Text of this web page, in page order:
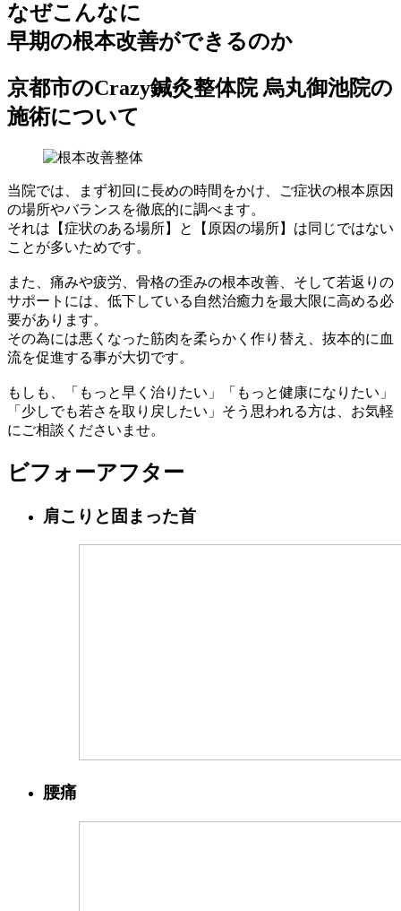
なぜこんなに
早期の根本改善ができるのか
京都市のCrazy鍼灸整体院 烏丸御池院の
施術について
当院では、まず初回に長めの時間をかけ、ご症状の根本原因
の場所やバランスを徹底的に調べます。
それは 【症状のある場所】と【原因の場所】は同じではない
ことが多いためです。
また、痛みや疲労、骨格の歪みの根本改善、そして若返りの
サポートには、 低下している自然治癒力を最大限に高める必
要があります。
その為には悪くなった筋肉を柔らかく作り替え、抜本的に血
流を促進する事が大切です。
もしも、「もっと早く治りたい」「もっと健康になりたい」
「少しでも若さを取り戻したい」そう思われる方は、お気軽
にご相談くださいませ。
ビフォーアフター
肩こりと固まった首
腰痛